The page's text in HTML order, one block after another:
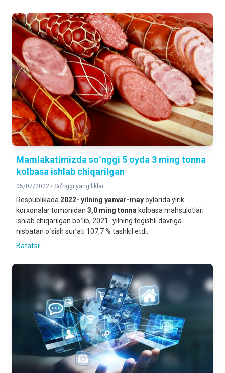
Mamlakatimizda soʻnggi 5 oyda 3 ming tonna
kolbasa ishlab chiqarilgan
05/07/2022 • So'nggi yangiliklar
Respublikada 2022- yilning yanvar-mayoylarida yirik
korxonalar tomonidan 3,0 ming tonna kolbasa mahsulotlari
ishlab chiqarilgan boʻlib, 2021- yilning tegishli davriga
nisbatan oʻsish surʼati 107,7 % tashkil etdi.
Batafsil ...